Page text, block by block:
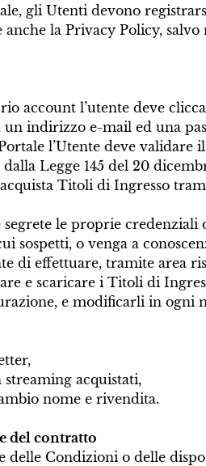
gli Utenti devono
la Privacy Policy,
account l’utente deve
indirizzo e-mail ed una
l’Utente deve
Legge 145 del 20
acquista Titoli di Ingresso
le proprie
sospetti, o venga a
di effettuare, tramite area
e scaricare i Titoli di
e modificarli in ogni
acquistati,
nome e rivendita.
del contratto
delle Condizioni o delle